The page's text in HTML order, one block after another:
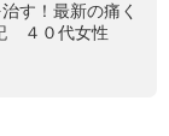
す！最新の痛く
４０代女性